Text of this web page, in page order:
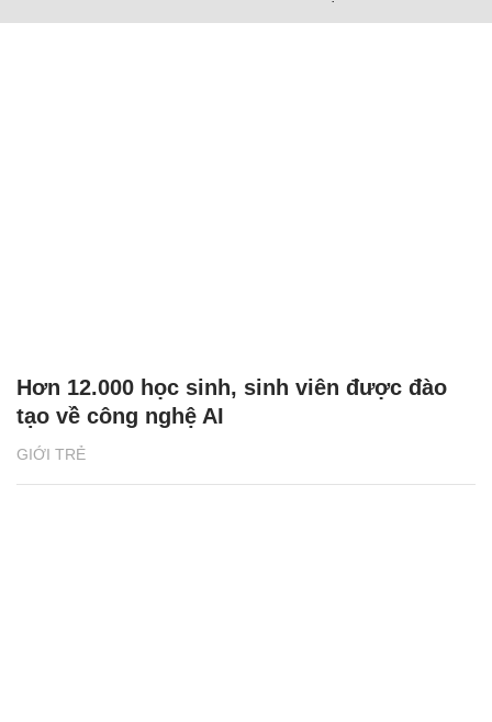
GIỚI TRẺ
Hơn 12.000 học sinh, sinh viên được đào
tạo về công nghệ AI